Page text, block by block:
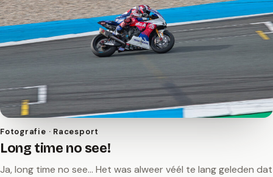
Fotografie · Racesport
Long time no see!
Ja, long time no see… Het was alweer véél te lang geleden dat